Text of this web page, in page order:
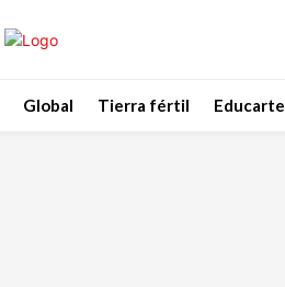
Global Tierra fértil Educarte